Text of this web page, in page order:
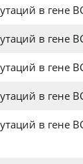
в гене
в гене
в гене
в гене
в гене